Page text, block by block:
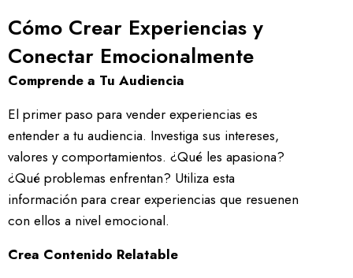
Cómo Crear Experiencias y
Conectar Emocionalmente
Comprende a Tu Audiencia
El primer paso para vender experiencias es
entender a tu audiencia. Investiga sus intereses,
valores y comportamientos. ¿Qué les apasiona?
¿Qué problemas enfrentan? Utiliza esta
información para crear experiencias que resuenen
con ellos a nivel emocional.
Crea Contenido Relatable